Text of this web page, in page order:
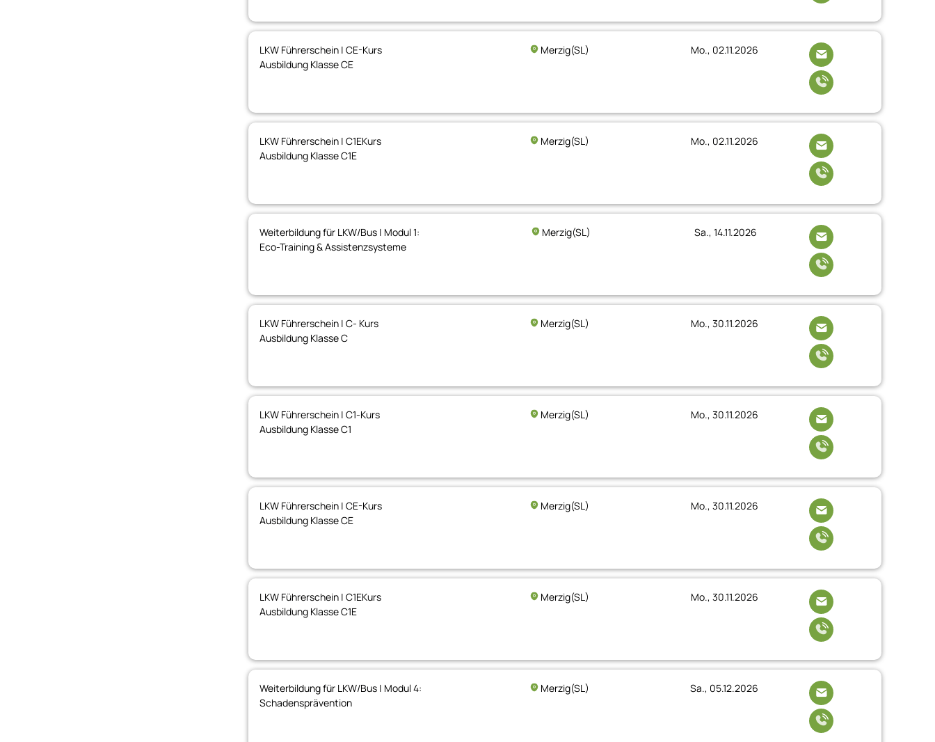
LKW Führerschein | CE-Kurs
Ausbildung Klasse CE
Merzig(SL) Mo., 02.11.2026
LKW Führerschein | C1EKurs
Ausbildung Klasse C1E
Merzig(SL) Mo., 02.11.2026
Weiterbildung für LKW/Bus | Modul 1:
Eco-Training & Assistenzsysteme
Merzig(SL) Sa., 14.11.2026
LKW Führerschein | C- Kurs
Ausbildung Klasse C
Merzig(SL) Mo., 30.11.2026
LKW Führerschein | C1-Kurs
Ausbildung Klasse C1
Merzig(SL) Mo., 30.11.2026
LKW Führerschein | CE-Kurs
Ausbildung Klasse CE
Merzig(SL) Mo., 30.11.2026
LKW Führerschein | C1EKurs
Ausbildung Klasse C1E
Merzig(SL) Mo., 30.11.2026
Weiterbildung für LKW/Bus | Modul 4:
Schadensprävention
Merzig(SL) Sa., 05.12.2026